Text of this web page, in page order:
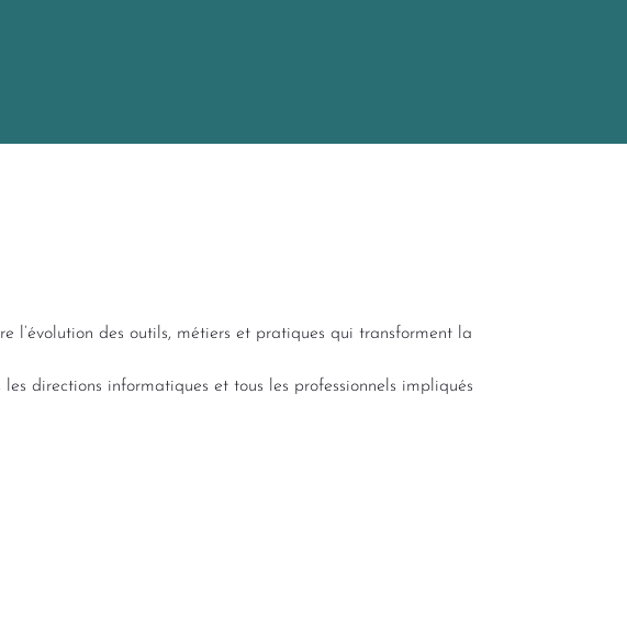
l’évolution des outils, métiers et pratiques qui transforment la
directions informatiques et tous les professionnels impliqués